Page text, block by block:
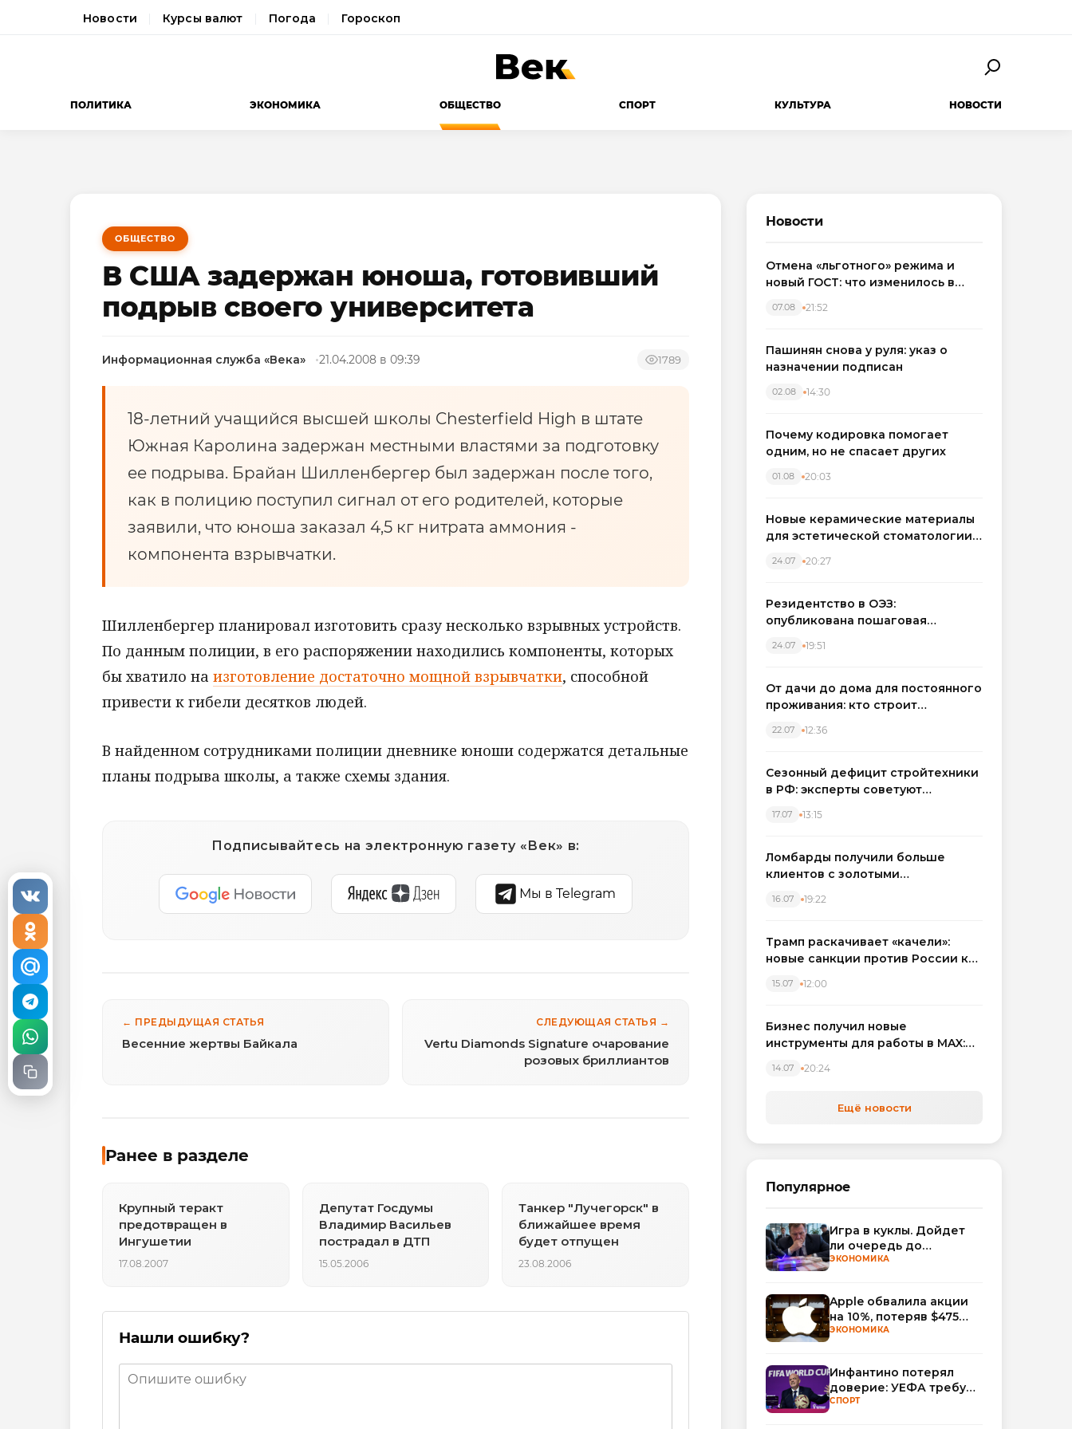
Новости Курсы валют Погода Гороскоп
ПОЛИТИКА ЭКОНОМИКА ОБЩЕСТВО СПОРТ КУЛЬТУРА НОВОСТИ
ОБЩЕСТВО
В США задержан юноша, готовивший
подрыв своего университета
Информационная служба «Века» 21.04.2008 в 09:39 1789
18-летний учащийся высшей школы Chesterfield High в штате
Южная Каролина задержан местными властями за подготовку
ее подрыва. Брайан Шилленбергер был задержан после того,
как в полицию поступил сигнал от его родителей, которые
заявили, что юноша заказал 4,5 кг нитрата аммония -
компонента взрывчатки.
Шилленбергер планировал изготовить сразу несколько взрывных устройств.
По данным полиции, в его распоряжении находились компоненты, которых
бы хватило на изготовление достаточно мощной взрывчатки, способной
привести к гибели десятков людей.
В найденном сотрудниками полиции дневнике юноши содержатся детальные
планы подрыва школы, а также схемы здания.
Подписывайтесь на электронную газету «Век» в:
Мы в Telegram
← ПРЕДЫДУЩАЯ СТАТЬЯ
Весенние жертвы Байкала
СЛЕДУЮЩАЯ СТАТЬЯ →
Vertu Diamonds Signature очарование
розовых бриллиантов
Ранее в разделе
Крупный теракт
предотвращен в
Ингушетии
17.08.2007
Депутат Госдумы
Владимир Васильев
пострадал в ДТП
15.05.2006
Танкер "Лучегорск" в
ближайшее время
будет отпущен
23.08.2006
Нашли ошибку?
Новости
Отмена «льготного» режима и
новый ГОСТ: что изменилось в
07.08 21:52
Пашинян снова у руля: указ о
назначении подписан
02.08 14:30
Почему кодировка помогает
одним, но не спасает других
01.08 20:03
Новые керамические материалы
для эстетической стоматологии
24.07 20:27
Резидентство в ОЭЗ:
опубликована пошаговая
налоговых льгот для инвесторов
24.07 19:51
От дачи до дома для постоянного
проживания: кто строит
Западном регионе
22.07 12:36
Сезонный дефицит стройтехники
в РФ: эксперты советуют
17.07 13:15
Ломбарды получили больше
клиентов с золотыми
вырос на фоне подорожания
16.07 19:22
Трамп раскачивает «качели»:
новые санкции против России как
15.07 12:00
Бизнес получил новые
инструменты для работы в MAX:
автоматизируют обработку
14.07 20:24
Ещё новости
Популярное
Игра в куклы. Дойдет
ли очередь до
Миллера?
ЭКОНОМИКА
Apple обвалила акции
на 10%, потеряв $475
млрд капитализации
ЭКОНОМИКА
Инфантино потерял
доверие: УЕФА требует
смены руководства
СПОРТ